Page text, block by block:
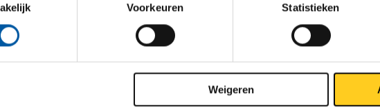
Voorkeuren Statistieken
Weigeren
304/304L kgw 1z gesl k240 2000x1000x1,5 +Fiberlaserf
304/304L kgw 1z gesl k240 2500x1250x1,5 +Fiberlaserf